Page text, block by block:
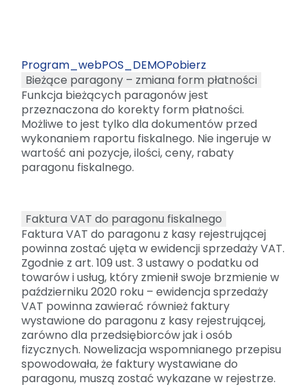
Program_webPOS_DEMOPobierz
Bieżące paragony – zmiana form płatności
Funkcja bieżących paragonów jest
przeznaczona do korekty form płatności.
Możliwe to jest tylko dla dokumentów przed
wykonaniem raportu fiskalnego. Nie ingeruje w
wartość ani pozycje, ilości, ceny, rabaty
paragonu fiskalnego.
Faktura VAT do paragonu fiskalnego
Faktura VAT do paragonu z kasy rejestrującej
powinna zostać ujęta w ewidencji sprzedaży VAT.
Zgodnie z art. 109 ust. 3 ustawy o podatku od
towarów i usług, który zmienił swoje brzmienie w
październiku 2020 roku – ewidencja sprzedaży
VAT powinna zawierać również faktury
wystawione do paragonu z kasy rejestrującej,
zarówno dla przedsiębiorców jak i osób
fizycznych. Nowelizacja wspomnianego przepisu
spowodowała, że faktury wystawiane do
paragonu, muszą zostać wykazane w rejestrze.